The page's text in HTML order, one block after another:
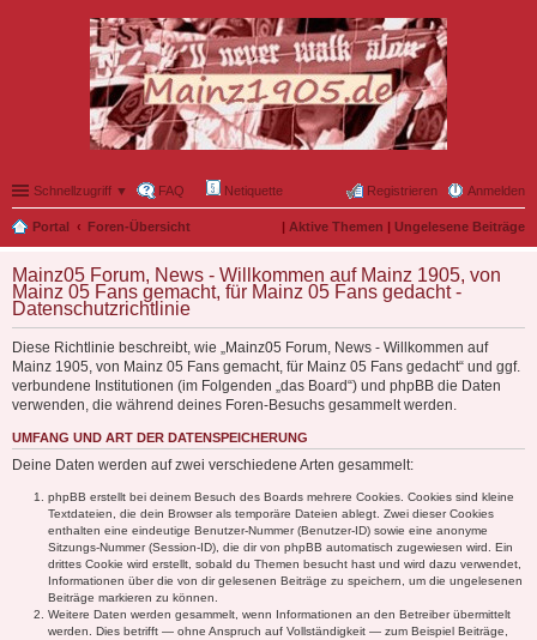
Schnellzugriff ▼ FAQ Netiquette Anmelden
Registrieren
Portal Foren-Übersicht | Aktive Themen | Ungelesene Beiträge
Mainz05 Forum, News - Willkommen auf Mainz 1905, von
Mainz 05 Fans gemacht, für Mainz 05 Fans gedacht -
Datenschutzrichtlinie
Diese Richtlinie beschreibt, wie „Mainz05 Forum, News - Willkommen auf
Mainz 1905, von Mainz 05 Fans gemacht, für Mainz 05 Fans gedacht“ und ggf.
verbundene Institutionen (im Folgenden „das Board“) und phpBB die Daten
verwenden, die während deines Foren-Besuchs gesammelt werden.
UMFANG UND ART DER DATENSPEICHERUNG
Deine Daten werden auf zwei verschiedene Arten gesammelt:
phpBB erstellt bei deinem Besuch des Boards mehrere Cookies. Cookies sind kleine
Textdateien, die dein Browser als temporäre Dateien ablegt. Zwei dieser Cookies
enthalten eine eindeutige Benutzer-Nummer (Benutzer-ID) sowie eine anonyme
Sitzungs-Nummer (Session-ID), die dir von phpBB automatisch zugewiesen wird. Ein
drittes Cookie wird erstellt, sobald du Themen besucht hast und wird dazu verwendet,
Informationen über die von dir gelesenen Beiträge zu speichern, um die ungelesenen
Beiträge markieren zu können.
Weitere Daten werden gesammelt, wenn Informationen an den Betreiber übermittelt
werden. Dies betrifft — ohne Anspruch auf Vollständigkeit — zum Beispiel Beiträge,